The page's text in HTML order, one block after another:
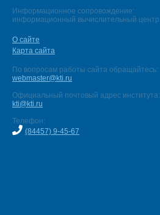
Информационное сопровождение:
информационный вычислительный центр
О сайте
Карта сайта
По вопросам работы сайта обращайтесь:
webmaster@kti.ru
Официальный почтовый адрес института:
kti@kti.ru
Телефон:
(84457) 9-45-67